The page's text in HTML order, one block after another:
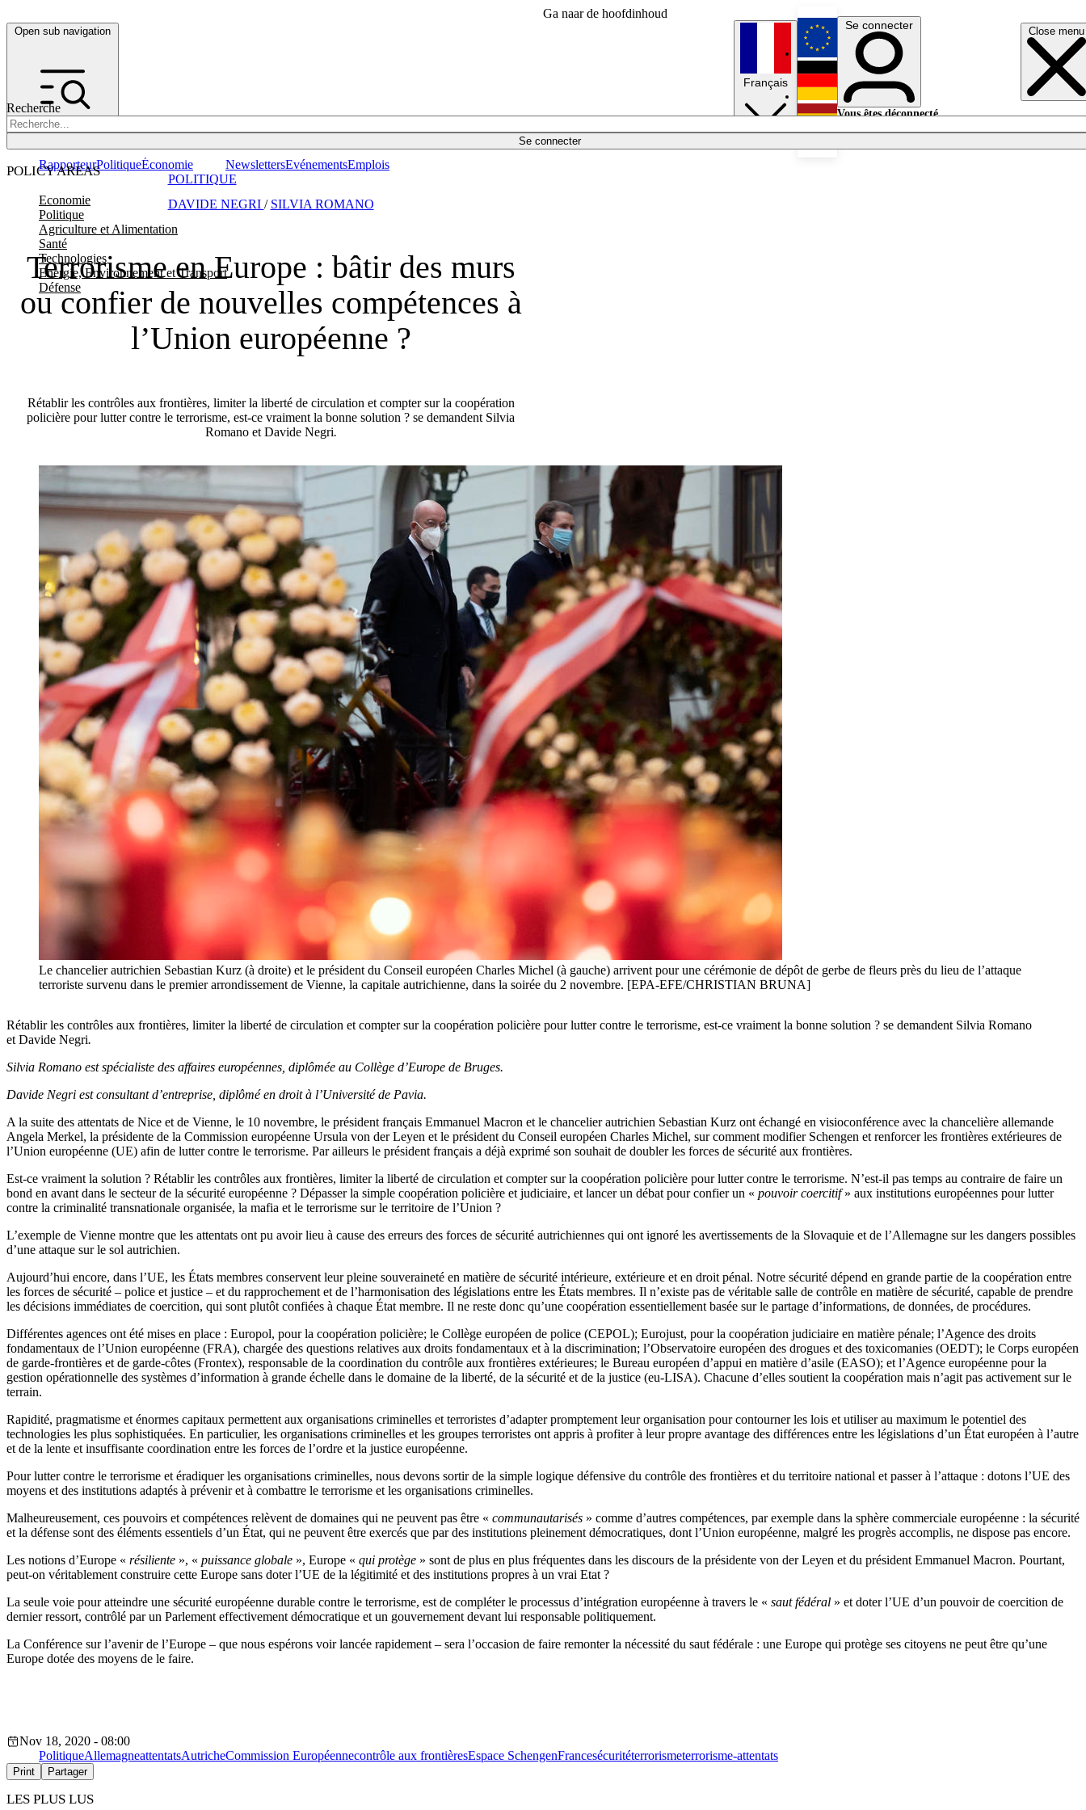
Ga naar de hoofdinhoud
Open sub navigation Close menu
Recherche
Se connecter
POLICY AREAS
Economie
Politique
Agriculture et Alimentation
Santé
Technologies
Energie, Environnement et Transport
Défense
RapporteurPolitiqueÉconomie NewslettersEvénementsEmplois
Français
English
Deutsch
Se connecter
Vous êtes déconnecté.
Terrorisme en Europe : bâtir des murs
ou confier de nouvelles compétences à
l’Union européenne ?
Rétablir les contrôles aux frontières, limiter la liberté de circulation et compter sur la coopération
policière pour lutter contre le terrorisme, est-ce vraiment la bonne solution ? se demandent Silvia
Romano et Davide Negri.
DAVIDE NEGRI / SILVIA ROMANO
POLITIQUE
Le chancelier autrichien Sebastian Kurz (à droite) et le président du Conseil européen Charles Michel (à gauche) arrivent pour une cérémonie de dépôt de gerbe de fleurs près du lieu de l’attaque
terroriste survenu dans le premier arrondissement de Vienne, la capitale autrichienne, dans la soirée du 2 novembre. [EPA-EFE/CHRISTIAN BRUNA]
Rétablir les contrôles aux frontières, limiter la liberté de circulation et compter sur la coopération policière pour lutter contre le terrorisme, est-ce vraiment la bonne solution ? se demandent Silvia Romano
et Davide Negri.
Silvia Romano est spécialiste des affaires européennes, diplômée au Collège d’Europe de Bruges.
Davide Negri est consultant d’entreprise, diplômé en droit à l’Université de Pavia.
A la suite des attentats de Nice et de Vienne, le 10 novembre, le président français Emmanuel Macron et le chancelier autrichien Sebastian Kurz ont échangé en visioconférence avec la chancelière allemande
Angela Merkel, la présidente de la Commission européenne Ursula von der Leyen et le président du Conseil européen Charles Michel, sur comment modifier Schengen et renforcer les frontières extérieures de
l’Union européenne (UE) afin de lutter contre le terrorisme. Par ailleurs le président français a déjà exprimé son souhait de doubler les forces de sécurité aux frontières.
Est-ce vraiment la solution ? Rétablir les contrôles aux frontières, limiter la liberté de circulation et compter sur la coopération policière pour lutter contre le terrorisme. N’est-il pas temps au contraire de faire un
bond en avant dans le secteur de la sécurité européenne ? Dépasser la simple coopération policière et judiciaire, et lancer un débat pour confier un « pouvoir coercitif» aux institutions européennes pour lutter
contre la criminalité transnationale organisée, la mafia et le terrorisme sur le territoire de l’Union ?
L’exemple de Vienne montre que les attentats ont pu avoir lieu à cause des erreurs des forces de sécurité autrichiennes qui ont ignoré les avertissements de la Slovaquie et de l’Allemagne sur les dangers possibles
d’une attaque sur le sol autrichien.
Aujourd’hui encore, dans l’UE, les États membres conservent leur pleine souveraineté en matière de sécurité intérieure, extérieure et en droit pénal. Notre sécurité dépend en grande partie de la coopération entre
les forces de sécurité – police et justice – et du rapprochement et de l’harmonisation des législations entre les États membres. Il n’existe pas de véritable salle de contrôle en matière de sécurité, capable de prendre
les décisions immédiates de coercition, qui sont plutôt confiées à chaque État membre. Il ne reste donc qu’une coopération essentiellement basée sur le partage d’informations, de données, de procédures.
Différentes agences ont été mises en place : Europol, pour la coopération policière; le Collège européen de police (CEPOL); Eurojust, pour la coopération judiciaire en matière pénale; l’Agence des droits
fondamentaux de l’Union européenne (FRA), chargée des questions relatives aux droits fondamentaux et à la discrimination; l’Observatoire européen des drogues et des toxicomanies (OEDT); le Corps européen
de garde-frontières et de garde-côtes (Frontex), responsable de la coordination du contrôle aux frontières extérieures; le Bureau européen d’appui en matière d’asile (EASO); et l’Agence européenne pour la
gestion opérationnelle des systèmes d’information à grande échelle dans le domaine de la liberté, de la sécurité et de la justice (eu-LISA). Chacune d’elles soutient la coopération mais n’agit pas activement sur le
terrain.
Rapidité, pragmatisme et énormes capitaux permettent aux organisations criminelles et terroristes d’adapter promptement leur organisation pour contourner les lois et utiliser au maximum le potentiel des
technologies les plus sophistiquées. En particulier, les organisations criminelles et les groupes terroristes ont appris à profiter à leur propre avantage des différences entre les législations d’un État européen à l’autre
et de la lente et insuffisante coordination entre les forces de l’ordre et la justice européenne.
Pour lutter contre le terrorisme et éradiquer les organisations criminelles, nous devons sortir de la simple logique défensive du contrôle des frontières et du territoire national et passer à l’attaque : dotons l’UE des
moyens et des institutions adaptés à prévenir et à combattre le terrorisme et les organisations criminelles.
Malheureusement, ces pouvoirs et compétences relèvent de domaines qui ne peuvent pas être « communautarisés » comme d’autres compétences, par exemple dans la sphère commerciale européenne : la sécurité
et la défense sont des éléments essentiels d’un État, qui ne peuvent être exercés que par des institutions pleinement démocratiques, dont l’Union européenne, malgré les progrès accomplis, ne dispose pas encore.
Les notions d’Europe « résiliente », « puissance globale », Europe « qui protège » sont de plus en plus fréquentes dans les discours de la présidente von der Leyen et du président Emmanuel Macron. Pourtant,
peut-on véritablement construire cette Europe sans doter l’UE de la légitimité et des institutions propres à un vrai Etat ?
La seule voie pour atteindre une sécurité européenne durable contre le terrorisme, est de compléter le processus d’intégration européenne à travers le « saut fédéral » et doter l’UE d’un pouvoir de coercition de
dernier ressort, contrôlé par un Parlement effectivement démocratique et un gouvernement devant lui responsable politiquement.
La Conférence sur l’avenir de l’Europe – que nous espérons voir lancée rapidement – sera l’occasion de faire remonter la nécessité du saut fédérale : une Europe qui protège ses citoyens ne peut être qu’une
Europe dotée des moyens de le faire.
Nov 18, 2020 - 08:00
PolitiqueAllemagneattentatsAutricheCommission Européennecontrôle aux frontièresEspace SchengenFrancesécuritéterrorismeterrorisme-attentats
Print Partager
LES PLUS LUS